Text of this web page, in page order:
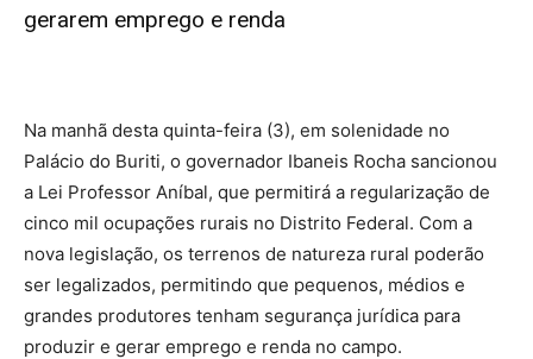
gerarem emprego e renda
Na manhã desta quinta-feira (3), em solenidade no
Palácio do Buriti, o governador Ibaneis Rocha sancionou
a Lei Professor Aníbal, que permitirá a regularização de
cinco mil ocupações rurais no Distrito Federal. Com a
nova legislação, os terrenos de natureza rural poderão
ser legalizados, permitindo que pequenos, médios e
grandes produtores tenham segurança jurídica para
produzir e gerar emprego e renda no campo.